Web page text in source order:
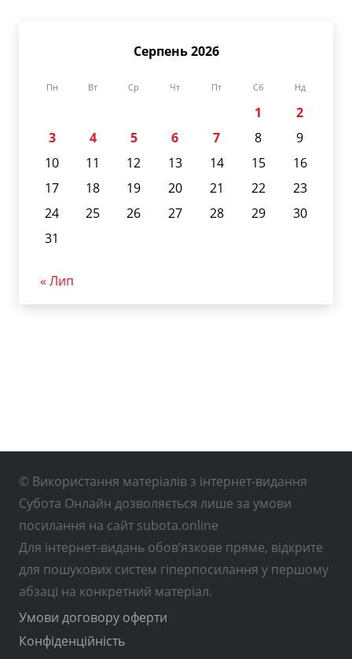
Серпень 2026
Пн Вт Ср Чт Пт Сб Нд
1
2
3
4 5 6 7 8
9
10
11 12 13 14 15
16
17
18 19 20 21 22
23
24
25 26 27 28 29
30
31
« Лип
© Використання матеріалів з інтернет-видання
Субота Онлайн дозволяється лише за умови
посилання на сайт subota.online
Для інтернет-видань обов’язкове пряме, відкрите
для пошукових систем гіперпосилання у першому
абзаці на конкретний матеріал.
Умови договору оферти
Конфіденційність